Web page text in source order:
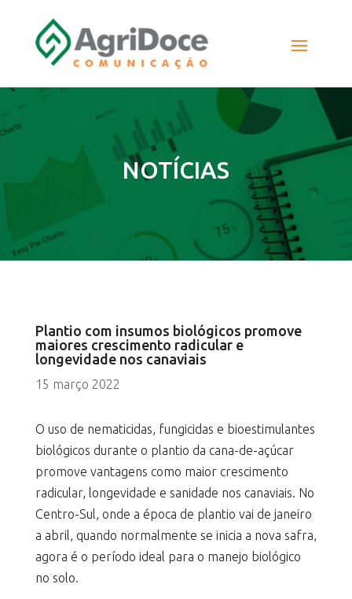
NOTÍCIAS
Plantio com insumos biológicos promove
maiores crescimento radicular e
longevidade nos canaviais
15 março 2022
O uso de nematicidas, fungicidas e bioestimulantes
biológicos durante o plantio da cana-de-açúcar
promove vantagens como maior crescimento
radicular, longevidade e sanidade nos canaviais. No
Centro-Sul, onde a época de plantio vai de janeiro
a abril, quando normalmente se inicia a nova safra,
agora é o período ideal para o manejo biológico
no solo.